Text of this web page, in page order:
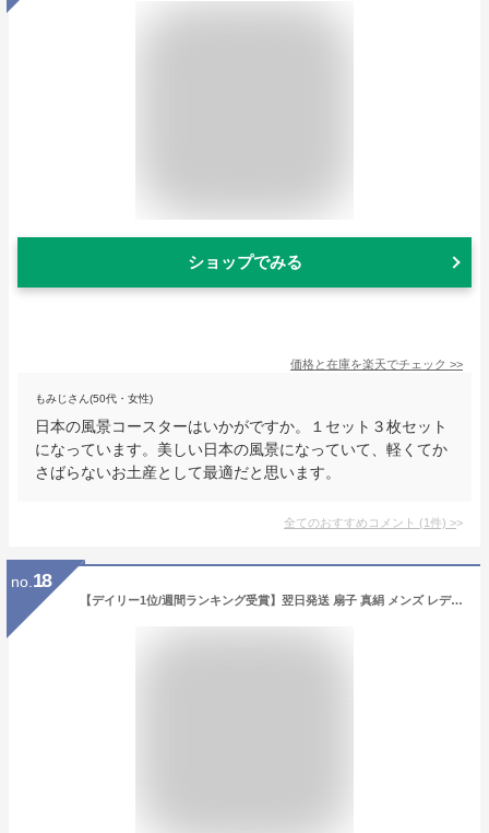
ショップでみる
価格と在庫を楽天でチェック >>
もみじさん(50代・女性)
日本の風景コースターはいかがですか。１セット３枚セット
になっています。美しい日本の風景になっていて、軽くてか
さばらないお土産として最適だと思います。
全てのおすすめコメント (1件) >
no. 18
【デイリー1位/週間ランキング受賞】翌日発送 扇子 真絹 メンズ レディース 丈夫 袋付き 箱付き タッセル付き 人気 おしゃれ シルク扇子 軽量 大きい 扇子 桔梗 手作り 茶道 踊り 京都 花火 お土産 浴衣 着物 小物 センス 和柄 高級 ギフト 折りたたみ 送料無料